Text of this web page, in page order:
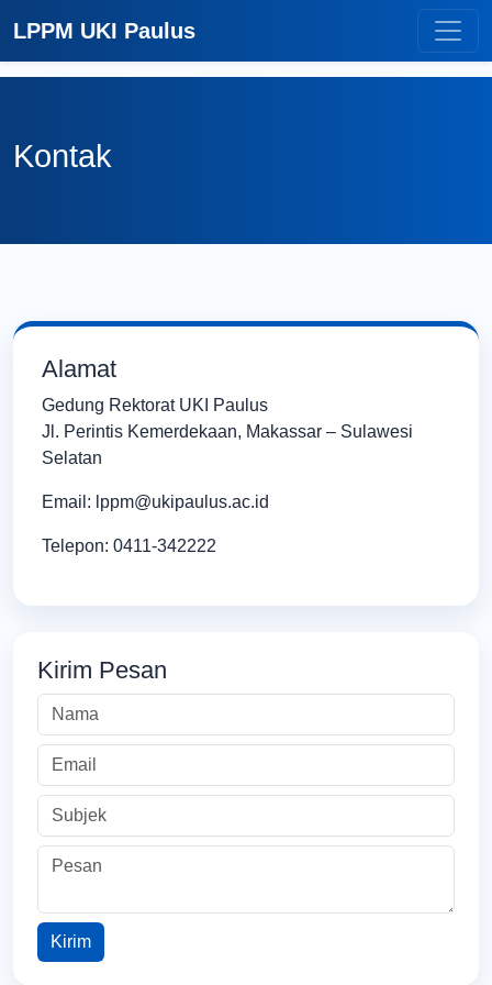
LPPM UKI Paulus
Kontak
Alamat
Gedung Rektorat UKI Paulus
Jl. Perintis Kemerdekaan, Makassar – Sulawesi
Selatan
Email: lppm@ukipaulus.ac.id
Telepon: 0411-342222
Kirim Pesan
Kirim